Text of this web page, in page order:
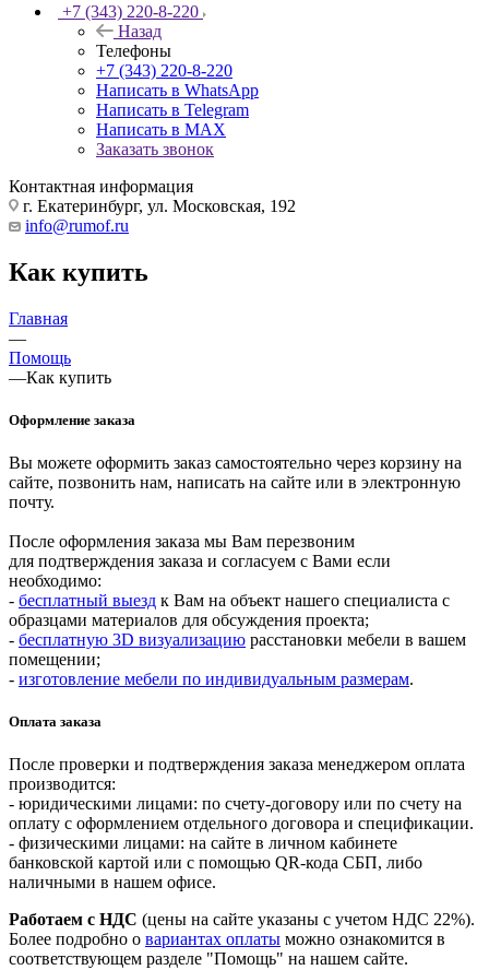
+7 (343) 220-8-220
Назад
Телефоны
+7 (343) 220-8-220
Написать в WhatsApp
Написать в Telegram
Написать в MAX
Заказать звонок
Контактная информация
г. Екатеринбург, ул. Московская, 192
info@rumof.ru
Как купить
Главная
—
Помощь
—Как купить
Оформление заказа
Вы можете оформить заказ самостоятельно через корзину на
сайте, позвонить нам, написать на сайте или в электронную
почту.
После оформления заказа мы Вам перезвоним
для подтверждения заказа и согласуем с Вами если
необходимо:
- бесплатный выезд к Вам на объект нашего специалиста с
образцами материалов для обсуждения проекта;
- бесплатную 3D визуализацию расстановки мебели в вашем
помещении;
- изготовление мебели по индивидуальным размерам.
Оплата заказа
После проверки и подтверждения заказа менеджером оплата
производится:
- юридическими лицами: по счету-договору или по счету на
оплату с оформлением отдельного договора и спецификации.
- физическими лицами: на сайте в личном кабинете
банковской картой или с помощью QR-кода СБП, либо
наличными в нашем офисе.
Работаем с НДС (цены на сайте указаны с учетом НДС 22%).
Более подробно о вариантах оплаты можно ознакомится в
соответствующем разделе "Помощь" на нашем сайте.